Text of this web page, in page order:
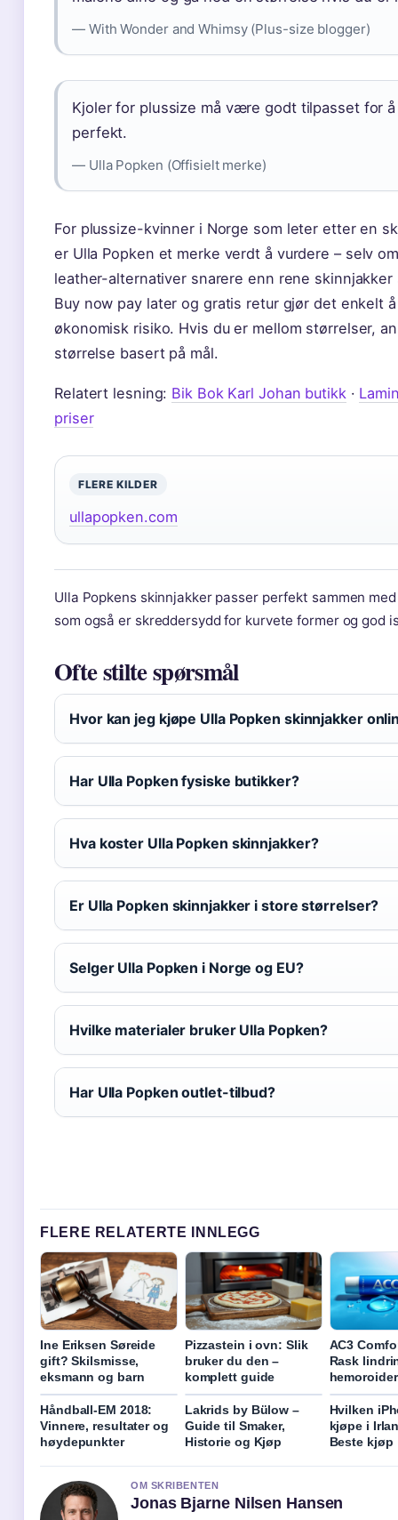
— With Wonder and Whimsy (Plus-size blogger)
Kjoler for plussize må være godt tilpasset for
perfekt.
— Ulla Popken (Offisielt merke)
For plussize-kvinner i Norge som leter etter en
er Ulla Popken et merke verdt å vurdere – selv
leather-alternativer snarere enn rene
Buy now pay later og gratis retur gjør det enkelt
økonomisk risiko. Hvis du er mellom størrelser,
størrelse basert på mål.
Relatert lesning: Bik Bok Karl Johan butikk·
priser
FLERE KILDER
ullapopken.com
Ulla Popkens skinnjakker passer perfekt sammen
som også er skreddersydd for kurvete former og god
Ofte stilte spørsmål
Hvor kan jeg kjøpe Ulla Popken skinnjakker
Har Ulla Popken fysiske butikker?
Hva koster Ulla Popken skinnjakker?
Er Ulla Popken skinnjakker i store størrelser?
Selger Ulla Popken i Norge og EU?
Hvilke materialer bruker Ulla Popken?
Har Ulla Popken outlet-tilbud?
FLERE RELATERTE INNLEGG
Ine Eriksen Søreide
gift? Skilsmisse,
eksmann og barn
Pizzastein i ovn: Slik
bruker du den –
komplett guide
AC3
Rask
Håndball-EM 2018:
Vinnere, resultater og
høydepunkter
Lakrids by Bülow –
Guide til Smaker,
Historie og Kjøp
Hvilken
kjøpe i
Beste kjøp
OM SKRIBENTEN
Jonas Bjarne Nilsen Hansen